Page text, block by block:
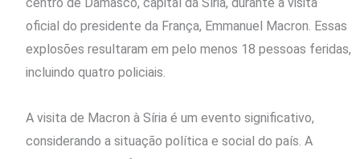
oficial do presidente da França, Emmanuel Macron. Essas
explosões resultaram em pelo menos 18 pessoas feridas,
incluindo quatro policiais.
A visita de Macron à Síria é um evento significativo,
considerando a situação política e social do país. A